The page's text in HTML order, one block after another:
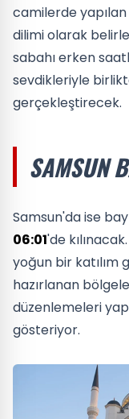
camilerde
dilimi olarak
sabahı erken
sevdikleriyle
gerçekleştirecek.
SAMSUN
Samsun'da ise
06:01'de
yoğun bir katılım
hazırlanan
düzenlemeleri
gösteriyor.